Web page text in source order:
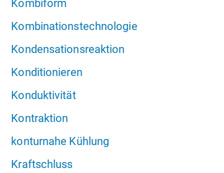
Kombiform
Kombinationstechnologie
Kondensationsreaktion
Konditionieren
Konduktivität
Kontraktion
konturnahe Kühlung
Kraftschluss